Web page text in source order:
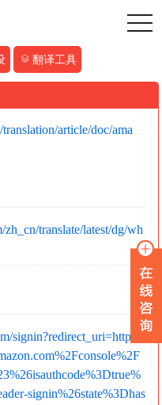
翻译工具
article/doc/ama
zh_cn/translate/latest/dg/wh
signin?redirect_uri=http
signin%26state%3Dhas